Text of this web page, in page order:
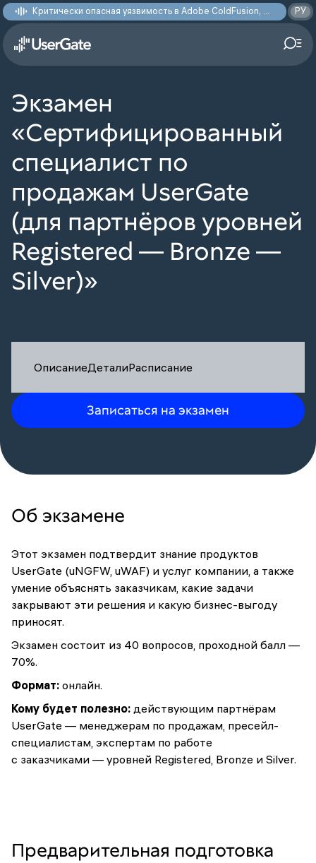
Критически опасная уязвимость в Adobe ColdFusion, позволяющая получить доступ к произвольным файлам: CVE-2026-48282 РУ
Экзамен
«Сертифицированный
специалист по
продажам UserGate
(для партнёров уровней
Registered — Bronze —
Silver)»
ОписаниеДеталиРасписание
Записаться на экзамен
Об экзамене
Этот экзамен подтвердит знание продуктов
UserGate (uNGFW, uWAF) и услуг компании, а также
умение объяснять заказчикам, какие задачи
закрывают эти решения и какую бизнес-выгоду
приносят.
Экзамен состоит из 40 вопросов, проходной балл —
70%.
Формат: онлайн.
Кому будет полезно: действующим партнёрам
UserGate — менеджерам по продажам, пресейл-
специалистам, экспертам по работе
с заказчиками — уровней Registered, Bronze и Silver.
Предварительная подготовка